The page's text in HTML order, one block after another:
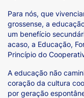
Para nós, que
grossense, a
um benefício
acaso, a Educação,
Princípio do
A educação não
coração da cultura
por geração